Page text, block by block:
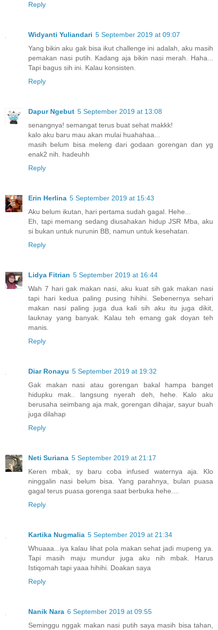
Reply
Widyanti Yuliandari 5 September 2019 at 09:07
Yang bikin aku gak bisa ikut challenge ini adalah, aku masih
pemakan nasi putih. Kadang aja bikin nasi merah. Haha...
Tapi bagus sih ini. Kalau konsisten.
Reply
Dapur Ngebut 5 September 2019 at 13:08
senangnya! semangat terus buat sehat makkk!
kalo aku baru mau akan mulai huahahaa...
masih belum bisa meleng dari godaan gorengan dan yg
enak2 nih. hadeuhh
Reply
Erin Herlina 5 September 2019 at 15:43
Aku belum ikutan, hari pertama sudah gagal. Hehe...
Eh, tapi memang sedang diusahakan hidup JSR Mba, aku
si bukan untuk nurunin BB, namun untuk kesehatan.
Reply
Lidya Fitrian 5 September 2019 at 16:44
Wah 7 hari gak makan nasi, aku kuat sih gak makan nasi
tapi hari kedua paling pusing hihihi. Sebenernya sehari
makan nasi paling juga dua kali sih aku itu juga dikit,
lauknay yang banyak. Kalau teh emang gak doyan teh
manis.
Reply
Diar Ronayu 5 September 2019 at 19:32
Gak makan nasi atau gorengan bakal hampa banget
hidupku mak.. langsung nyerah deh, hehe. Kalo aku
berusaha seimbang aja mak, gorengan dihajar, sayur buah
juga dilahap
Reply
Neti Suriana 5 September 2019 at 21:17
Keren mbak, sy baru coba infused waternya aja. Klo
ninggalin nasi belum bisa. Yang parahnya, bulan puasa
gagal terus puasa gorenga saat berbuka hehe....
Reply
Kartika Nugmalia 5 September 2019 at 21:34
Whuaaa...iya kalau lihat pola makan sehat jadi mupeng ya.
Tapi masih maju mundur juga aku nih mbak. Harus
Istiqomah tapi yaaa hihihi. Doakan saya
Reply
Nanik Nara 6 September 2019 at 09:55
Seminggu nggak makan nasi putih saya masih bisa tahan,